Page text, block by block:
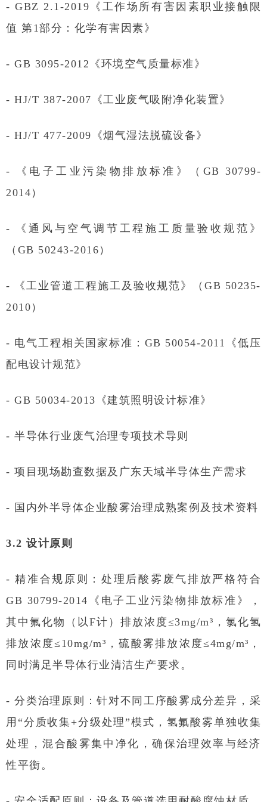
- GBZ 2.1-2019《工作场所有害因素职业接触限
值 第1部分：化学有害因素》
- GB 3095-2012《环境空气质量标准》
- HJ/T 387-2007《工业废气吸附净化装置》
- HJ/T 477-2009《烟气湿法脱硫设备》
- 《电子工业污染物排放标准》（GB 30799-
2014）
- 《通风与空气调节工程施工质量验收规范》
（GB 50243-2016）
- 《工业管道工程施工及验收规范》（GB 50235-
2010）
- 电气工程相关国家标准：GB 50054-2011《低压
配电设计规范》
- GB 50034-2013《建筑照明设计标准》
- 半导体行业废气治理专项技术导则
- 项目现场勘查数据及广东天域半导体生产需求
- 国内外半导体企业酸雾治理成熟案例及技术资料
3.2 设计原则
- 精准合规原则：处理后酸雾废气排放严格符合
GB 30799-2014《电子工业污染物排放标准》，
其中氟化物（以F计）排放浓度≤3mg/m³，氯化氢
排放浓度≤10mg/m³，硫酸雾排放浓度≤4mg/m³，
同时满足半导体行业清洁生产要求。
- 分类治理原则：针对不同工序酸雾成分差异，采
用“分质收集+分级处理”模式，氢氟酸雾单独收集
处理，混合酸雾集中净化，确保治理效率与经济
性平衡。